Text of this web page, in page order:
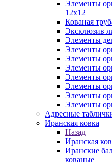
Элементы
12х12
Кованая
Эксклюзив
Элементы
Элементы
Элементы
Элементы
Элементы
Элементы
Элементы
Элементы
Адресные
Иранская ковка
Назад
Иранская
Иранские
кованые